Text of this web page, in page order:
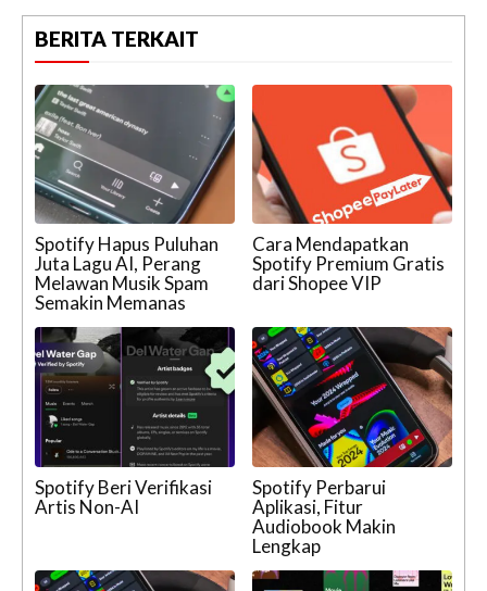
BERITA TERKAIT
Spotify Hapus Puluhan
Juta Lagu AI, Perang
Melawan Musik Spam
Semakin Memanas
Cara Mendapatkan
Spotify Premium Gratis
dari Shopee VIP
Spotify Beri Verifikasi
Artis Non-AI
Spotify Perbarui
Aplikasi, Fitur
Audiobook Makin
Lengkap